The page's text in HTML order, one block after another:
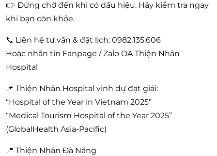
👉 Đừng chờ đến khi có dấu hiệu. Hãy kiểm tra ngay
khi bạn còn khỏe.
📞 Liên hệ tư vấn & đặt lịch: 0982.135.606
Hoặc nhắn tin Fanpage / Zalo OA Thiện Nhân
Hospital
📌 Thiện Nhân Hospital vinh dự đạt giải:
“Hospital of the Year in Vietnam 2025”
“Medical Tourism Hospital of the Year 2025”
(GlobalHealth Asia-Pacific)
📍 Thiện Nhân Đà Nẵng